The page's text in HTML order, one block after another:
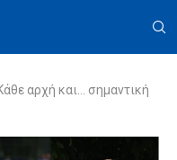
αρχή και… σημαντική